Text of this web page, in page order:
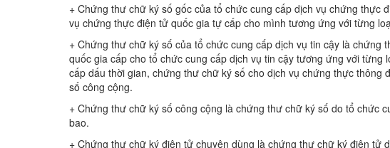
+ Chứng thư chữ ký số gốc của tổ chức cung cấp dịch vụ chứng
vụ chứng thực điện tử quốc gia tự cấp cho mình tương ứng với từng
+ Chứng thư chữ ký số của tổ chức cung cấp dịch vụ tin cậy là
quốc gia cấp cho tổ chức cung cấp dịch vụ tin cậy tương ứng với
cấp dấu thời gian, chứng thư chữ ký số cho dịch vụ chứng thực
số công cộng.
+ Chứng thư chữ ký số công cộng là chứng thư chữ ký số do tổ chức
bao.
+ Chứng thư chữ ký điện tử chuyên dùng là chứng thư chữ ký điện tử